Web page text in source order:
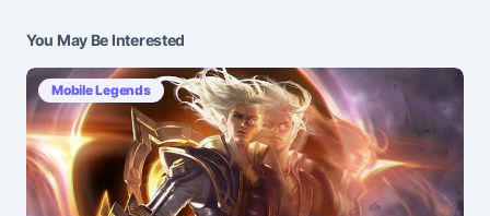
You May Be Interested
Mobile Legends